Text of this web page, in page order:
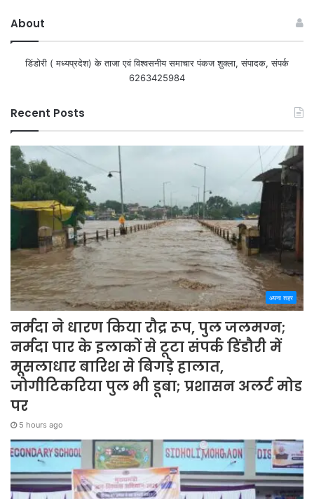
About
डिंडोरी ( मध्यप्रदेश) के ताजा एवं विश्वसनीय समाचार पंकज शुक्ला, संपादक, संपर्क
6263425984
Recent Posts
अपना शहर
नर्मदा ने धारण किया रौद्र रूप, पुल जलमग्न;
नर्मदा पार के इलाकों से टूटा संपर्क डिंडौरी में
मूसलाधार बारिश से बिगड़े हालात,
जोगीटिकरिया पुल भी डूबा; प्रशासन अलर्ट मोड
पर
5 hours ago